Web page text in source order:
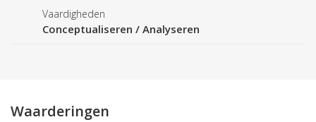
Vaardigheden
Conceptualiseren / Analyseren
Waarderingen